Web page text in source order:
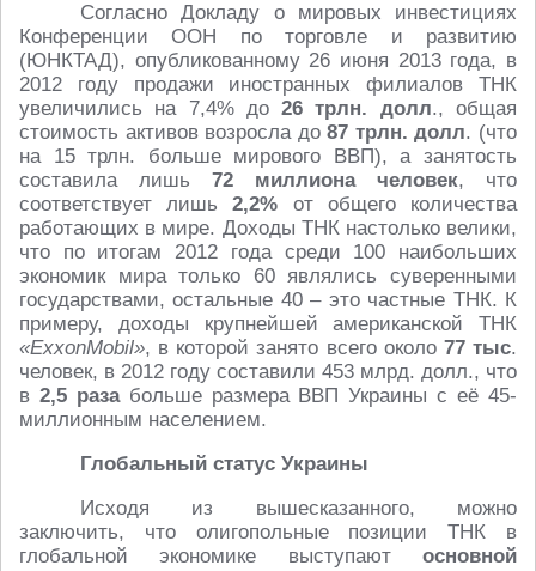
Согласно Докладу о мировых инвестициях
Конференции ООН по торговле и развитию
(ЮНКТАД), опубликованному 26 июня 2013 года, в
2012 году продажи иностранных филиалов ТНК
увеличились на 7,4% до26 трлн. долл., общая
стоимость активов возросла до87 трлн. долл. (что
на 15 трлн. больше мирового ВВП), а занятость
составила лишь 72 миллиона человек, что
соответствует лишь2,2% от общего количества
работающих в мире. Доходы ТНК настолько велики,
что по итогам 2012 года среди 100 наибольших
экономик мира только 60 являлись суверенными
государствами, остальные 40 – это частные ТНК. К
примеру, доходы крупнейшей американской ТНК
«ExxonMobil», в которой занято всего около 77 тыс.
человек, в 2012 году составили 453 млрд. долл., что
в 2,5 разабольше размера ВВП Украины с её 45-
миллионным населением.
Глобальный статус Украины
Исходя из вышесказанного, можно
заключить, что олигопольные позиции ТНК в
глобальной экономике выступают основной